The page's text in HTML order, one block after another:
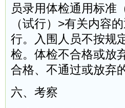
员录用体检通用标准
（试行）>有关内容
行。入围人员不按规
检。体检不合格或放
合格、不通过或放弃
六、考察